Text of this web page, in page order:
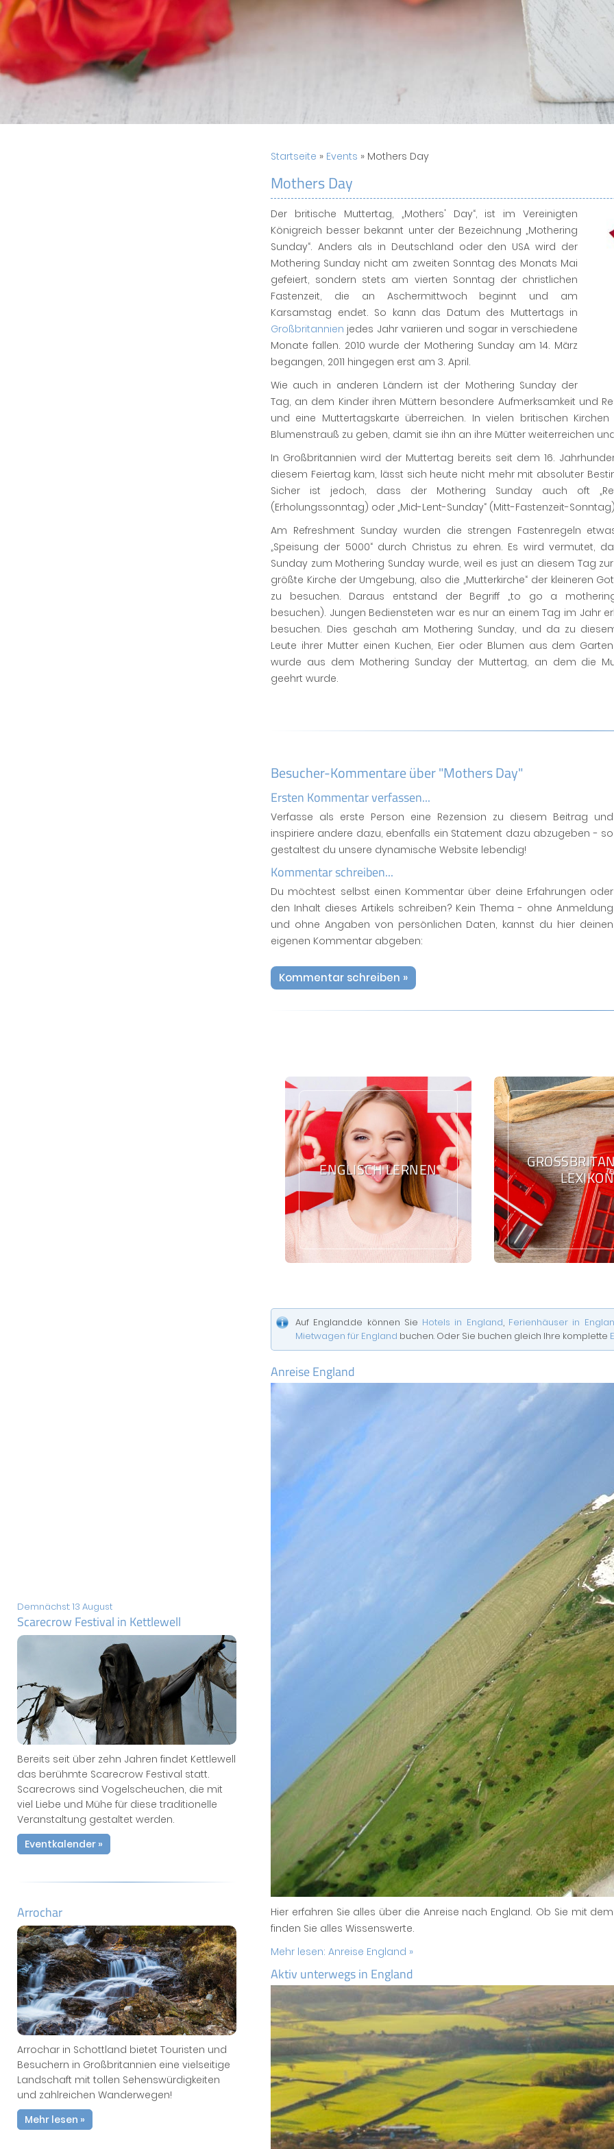
Demnächst: 13 August
Scarecrow Festival in Kettlewell
Bereits seit über zehn Jahren findet Kettlewell
das berühmte Scarecrow Festival statt.
Scarecrows sind Vogelscheuchen, die mit
viel Liebe und Mühe für diese traditionelle
Veranstaltung gestaltet werden.
Eventkalender »
Arrochar
Arrochar in Schottland bietet Touristen und
Besuchern in Großbritannien eine vielseitige
Landschaft mit tollen Sehenswürdigkeiten
und zahlreichen Wanderwegen!
Mehr lesen »
Startseite » Events » Mothers Day
Mothers Day
Der britische Muttertag, „Mothers' Day“, ist im Vereinigten
Königreich besser bekannt unter der Bezeichnung „Mothering
Sunday“. Anders als in Deutschland oder den USA wird der
Mothering Sunday nicht am zweiten Sonntag des Monats Mai
gefeiert, sondern stets am vierten Sonntag der christlichen
Fastenzeit, die an Aschermittwoch beginnt und am
Karsamstag endet. So kann das Datum des Muttertags in
Großbritannien jedes Jahr variieren und sogar in verschiedene
Monate fallen. 2010 wurde der Mothering Sunday am 14. März
begangen, 2011 hingegen erst am 3. April.
Wie auch in anderen Ländern ist der Mothering Sunday der
Tag, an dem Kinder ihren Müttern besondere Aufmerksamkeit und
und eine Muttertagskarte überreichen. In vielen britischen
Blumenstrauß zu geben, damit sie ihn an ihre Mütter weiterreichen
In Großbritannien wird der Muttertag bereits seit dem 16.
diesem Feiertag kam, lässt sich heute nicht mehr mit absoluter
Sicher ist jedoch, dass der Mothering Sunday auch oft
(Erholungssonntag) oder „Mid-Lent-Sunday“ (Mitt-Fastenzeit-
Am Refreshment Sunday wurden die strengen Fastenregeln
„Speisung der 5000“ durch Christus zu ehren. Es wird vermutet,
Sunday zum Mothering Sunday wurde, weil es just an diesem Tag
größte Kirche der Umgebung, also die „Mutterkirche“ der kleineren
zu besuchen. Daraus entstand der Begriff „to go a
besuchen). Jungen Bediensteten war es nur an einem Tag im Jahr
besuchen. Dies geschah am Mothering Sunday, und da zu
Leute ihrer Mutter einen Kuchen, Eier oder Blumen aus dem
wurde aus dem Mothering Sunday der Muttertag, an dem die
geehrt wurde.
Besucher-Kommentare über "Mothers Day"
Ersten Kommentar verfassen...
Verfasse als erste Person eine Rezension zu diesem Beitrag und
inspiriere andere dazu, ebenfalls ein Statement dazu abzugeben - so
gestaltest du unsere dynamische Website lebendig!
Kommentar schreiben...
Du möchtest selbst einen Kommentar über deine Erfahrungen oder
den Inhalt dieses Artikels schreiben? Kein Thema - ohne Anmeldung
und ohne Angaben von persönlichen Daten, kannst du hier deinen
eigenen Kommentar abgeben:
Kommentar schreiben »
ENGLISCH LERNEN EXIKON
Auf England.de können Sie Hotels in England, Ferienhäuser in
Mietwagen für England buchen. Oder Sie buchen gleich Ihre komplette
Anreise England
Hier erfahren Sie alles über die Anreise nach England. Ob Sie mit
finden Sie alles Wissenswerte.
Mehr lesen: Anreise England »
Aktiv unterwegs in England